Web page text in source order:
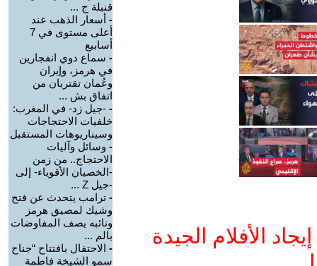
الأفلام الجيدة
قنبلة ج ...
- أسعار الذهب عند
أعلى مستوى في 7
أسابيع
- سماع دوي انفجارين
في هرمز، وإيران
وعُمان تقتربان من
اتفاق بش ...
- -جيل زد- في المغرب:
خلفيات الاحتجاجات
وسيناريوهات المستقبل
- وسائل وآليات
الاحتجاج.. من زمن
-الخصيان الأقوياء- إلى
-جيل Z ...
- ترامب يتحدث عن فتح
وشيك لمصيق هرمز
ونائبه يصف المفاوضات
بالم ...
- الاحتفال بافتتاح “جناح
سمو الشيخة فاطمة